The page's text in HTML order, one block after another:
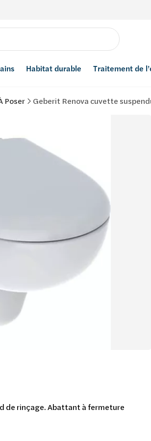
Habitat durable Traitement de
Poser Geberit Renova cuvette
de rinçage. Abattant à fermeture